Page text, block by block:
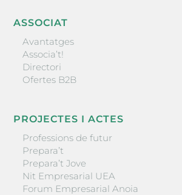
ASSOCIAT
Avantatges
Associa’t!
Directori
Ofertes B2B
PROJECTES I ACTES
Professions de futur
Prepara’t
Prepara’t Jove
Nit Empresarial UEA
Forum Empresarial Anoia